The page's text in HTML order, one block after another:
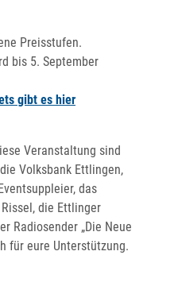
Preisstufen.
bis 5. September
gibt es hier
Veranstaltung sind
Volksbank Ettlingen,
das
die Ettlinger
Radiosender „Die Neue
für eure Unterstützung.